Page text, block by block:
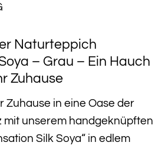
Naturteppich
– Grau – Ein Hauch
Zuhause
Zuhause in eine Oase der
mit unserem handgeknüpften
Silk Soya“ in edlem